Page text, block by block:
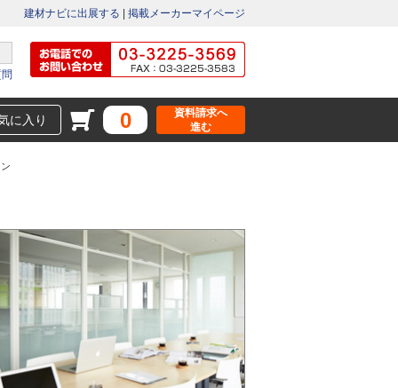
建材ナビに出展する 掲載メーカーマイページ
に入り 0
資料請求へ
進む